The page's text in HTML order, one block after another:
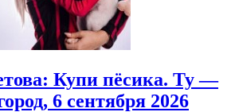
Купи пёсика. Ту —
6 сентября 2026